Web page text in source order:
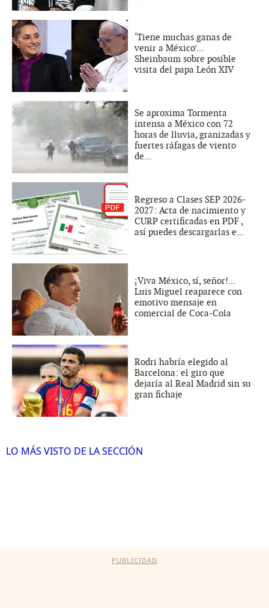
‘Tiene muchas ganas de
venir a México’...
Sheinbaum sobre posible
visita del papa León XIV
Se aproxima Tormenta
intensa a México con 72
horas de lluvia, granizadas y
fuertes ráfagas de viento
de...
Regreso a Clases SEP 2026-
2027: Acta de nacimiento y
CURP certificadas en PDF ,
así puedes descargarlas e...
¡Viva México, sí, señor!...
Luis Miguel reaparece con
emotivo mensaje en
comercial de Coca-Cola
Rodri habría elegido al
Barcelona: el giro que
dejaría al Real Madrid sin su
gran fichaje
LO MÁS VISTO DE LA SECCIÓN
PUBLICIDAD